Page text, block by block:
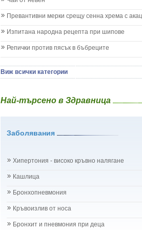
Колики
Менингит
Млечница
Нощно напикаване - енуреза
Плач
Проблеми с очите на бебето и детето
Рубеола
Температура - висока
Хрема при бебето и детето
Бъбреци
Бъбречна поликистоза
Превантивни мерки срещу сенна хрема с
Изпитана народна рецепта при шипове
Репички против пясък в бъбреците
Виж всички категории
Най-търсено в Здравница
Заболявания
Хипертония - високо кръвно налягане
Кашлица
Бронхопневмония
Кръвоизлив от носа
Бронхит и пневмония при деца